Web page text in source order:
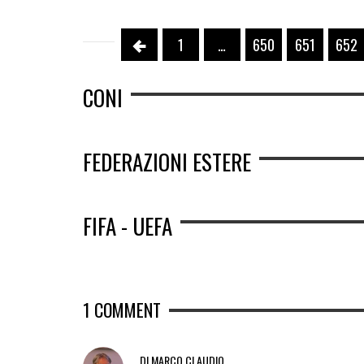
1 … 650 651 652
CONI
FEDERAZIONI ESTERE
FIFA - UEFA
1 COMMENT
DI MARCO CLAUDIO